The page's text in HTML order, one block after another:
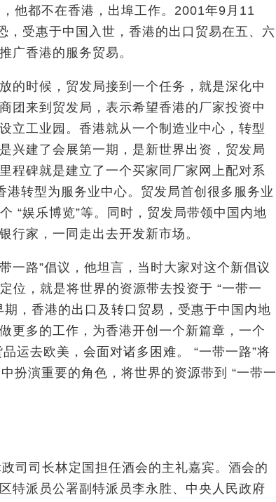
他都不在香港，出埠工作。2001年9月11
，受惠于中国入世，香港的出口贸易在五、六
广香港的服务贸易。
的时候，贸发局接到一个任务，就是深化中
团来到贸发局，表示希望香港的厂家投资中
立工业园。香港就从一个制造业中心，转型
兴建了会展第一期，是新世界出资，贸发局
程碑就是建立了一个买家同厂家网上配对系
转型为服务业中心。贸发局首创很多服务业
“娱乐博览”等。同时，贸发局带领中国内地
行家，一同走出去开发新市场。
一路”倡议 ， 他坦言，当时大家对这个新倡议
位，就是将世界的资源带去投资于 “一带一
，香港的出口及转口贸易，受惠于中国内地
更多的工作，为香港开创一个新篇章，一个
运去欧美，会面对诸多困难。 “一带一路”将
扮演重要的角色，将世界的资源带到 “一带一
司司长林定国担任酒会的主礼嘉宾。酒会的
特派员公署副特派员李永胜、中央人民政府